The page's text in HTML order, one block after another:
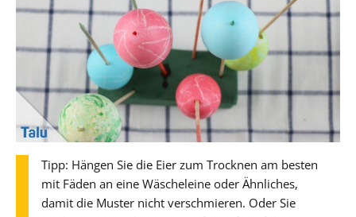
Tipp: Hängen Sie die Eier zum Trocknen am besten
mit Fäden an eine Wäscheleine oder Ähnliches,
damit die Muster nicht verschmieren. Oder Sie